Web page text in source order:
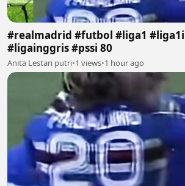
#realmadrid #futbol #liga1 #liga1indonesia
#ligainggris #pssi 80
Anita Lestari putri•1 views•1 hour ago